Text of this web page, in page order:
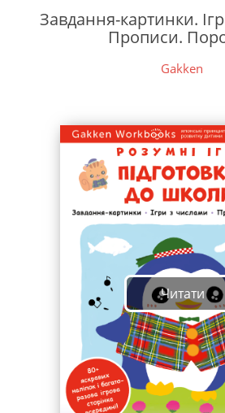
Завдання-картинки.
Прописи.
Gakken
Читати